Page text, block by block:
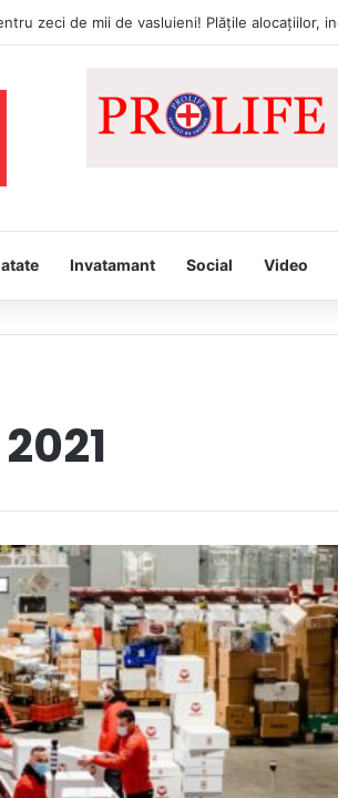
Invatamant Social Video